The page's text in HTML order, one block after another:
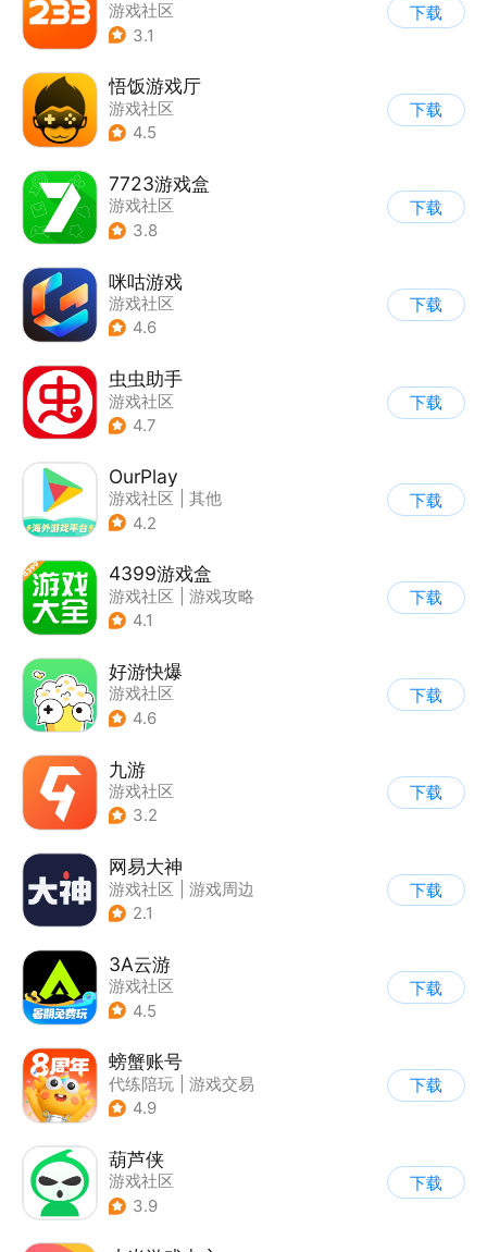
游戏社区
3.1
下载
悟饭游戏厅
游戏社区
4.5
下载
7723游戏盒
游戏社区
3.8
下载
咪咕游戏
游戏社区
4.6
下载
虫虫助手
游戏社区
4.7
下载
OurPlay
游戏社区
其他
4.2
下载
4399游戏盒
游戏社区
游戏攻略
4.1
下载
好游快爆
游戏社区
4.6
下载
九游
游戏社区
3.2
下载
网易大神
游戏社区
游戏周边
2.1
下载
3A云游
游戏社区
4.5
下载
螃蟹账号
代练陪玩
游戏交易
| 游戏社区
4.9
下载
葫芦侠
游戏社区
3.9
下载